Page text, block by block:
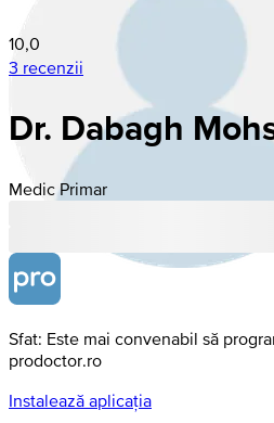
10,0
3 recenzii
Dr. Dabagh
Medic Primar
Sfat: Este mai convenabil să
prodoctor.ro
Instalează aplicația